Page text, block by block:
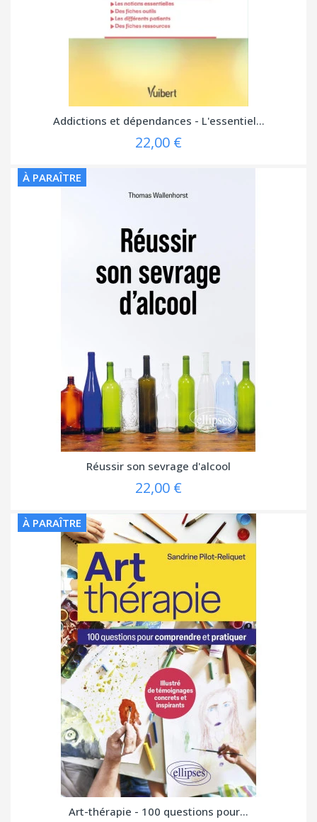
Addictions et dépendances - L'essentiel...
22,00 €
À PARAÎTRE
Réussir son sevrage d'alcool
22,00 €
À PARAÎTRE
Art-thérapie - 100 questions pour...